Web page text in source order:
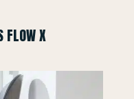
FLOW X